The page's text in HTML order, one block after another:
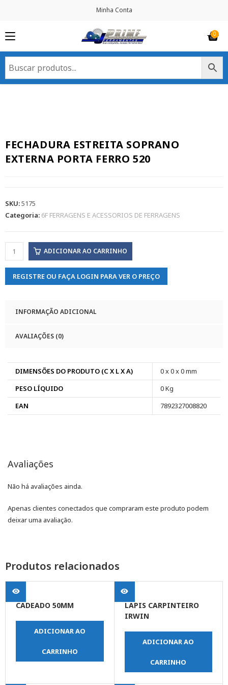
Minha Conta
FECHADURA ESTREITA SOPRANO
EXTERNA PORTA FERRO 520
SKU:5175
Categoria: 6F FERRAGENS E ACESSORIOS DE FERRAGENS
ADICIONAR AO CARRINHO
REGISTRE OU FAÇA LOGIN PARA VER O PREÇO
INFORMAÇÃO ADICIONAL
AVALIAÇÕES (0)
DIMENSÕES DO PRODUTO (C X L X A)
0 x 0 x 0 mm
PESO LÍQUIDO
0 Kg
EAN
7892327008820
Avaliações
Não há avaliações ainda.
Apenas clientes conectados que compraram este produto podem
deixar uma avaliação.
Produtos relacionados
CADEADO 50MM
ADICIONAR AO
CARRINHO
LAPIS CARPINTEIRO
IRWIN
ADICIONAR AO
CARRINHO